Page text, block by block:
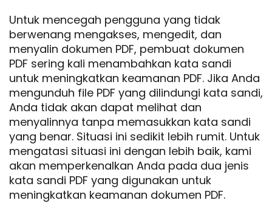
Untuk mencegah pengguna yang tidak
berwenang mengakses, mengedit, dan
menyalin dokumen PDF, pembuat dokumen
PDF sering kali menambahkan kata sandi
untuk meningkatkan keamanan PDF. Jika Anda
mengunduh file PDF yang dilindungi kata sandi,
Anda tidak akan dapat melihat dan
menyalinnya tanpa memasukkan kata sandi
yang benar. Situasi ini sedikit lebih rumit. Untuk
mengatasi situasi ini dengan lebih baik, kami
akan memperkenalkan Anda pada dua jenis
kata sandi PDF yang digunakan untuk
meningkatkan keamanan dokumen PDF.